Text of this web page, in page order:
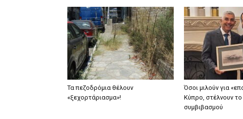
Τα πεζοδρόμια θέλουν
«ξεχορτάριασμα»!
Όσοι μιλούν για
Κύπρο, στέλνουν το
συμβιβασμού